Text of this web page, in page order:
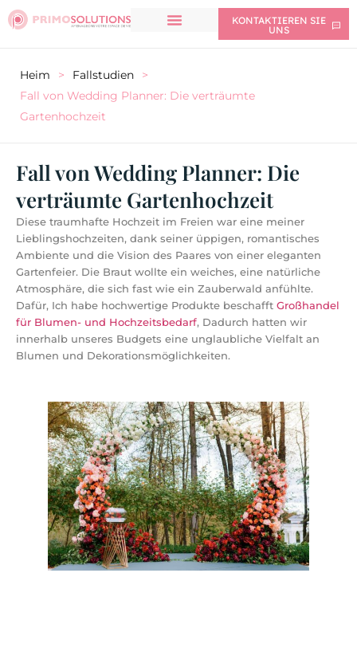
KONTAKTIEREN SIE
UNS
Heim > Fallstudien
>
Fall von Wedding Planner: Die verträumte
Gartenhochzeit
Fall von Wedding Planner: Die
verträumte Gartenhochzeit
Diese traumhafte Hochzeit im Freien war eine meiner
Lieblingshochzeiten, dank seiner üppigen, romantisches
Ambiente und die Vision des Paares von einer eleganten
Gartenfeier. Die Braut wollte ein weiches, eine natürliche
Atmosphäre, die sich fast wie ein Zauberwald anfühlte.
Dafür, Ich habe hochwertige Produkte beschafft Großhandel
für Blumen- und Hochzeitsbedarf, Dadurch hatten wir
innerhalb unseres Budgets eine unglaubliche Vielfalt an
Blumen und Dekorationsmöglichkeiten.